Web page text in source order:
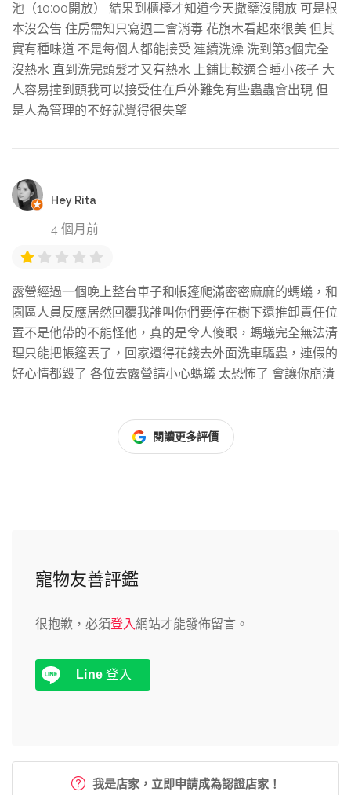
池（10:00開放） 結果到櫃檯才知道今天撒藥沒開放 可是根
本沒公告 住房需知只寫週二會消毒 花旗木看起來很美 但其
實有種味道 不是每個人都能接受 連續洗澡 洗到第3個完全
沒熱水 直到洗完頭髮才又有熱水 上鋪比較適合睡小孩子 大
人容易撞到頭我可以接受住在戶外難免有些蟲蟲會出現 但
是人為管理的不好就覺得很失望
Hey Rita
4 個月前
露營經過一個晚上整台車子和帳篷爬滿密密麻麻的螞蟻，和
園區人員反應居然回覆我誰叫你們要停在樹下還推卸責任位
置不是他帶的不能怪他，真的是令人傻眼，螞蟻完全無法清
理只能把帳篷丟了，回家還得花錢去外面洗車驅蟲，連假的
好心情都毀了 各位去露營請小心螞蟻 太恐怖了 會讓你崩潰
閱讀更多評價
寵物友善評鑑
很抱歉，必須登入網站才能發佈留言。
Line 登入
我是店家，立即申請成為認證店家！